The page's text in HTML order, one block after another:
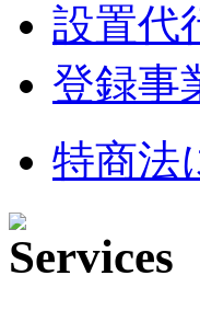
設置代
登録事
特商法